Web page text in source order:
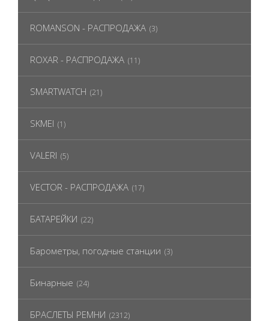
ROMANSON - РАСПРОДАЖА (3)
ROXAR - РАСПРОДАЖА (11)
SMARTWATCH (21)
SKMEI (1)
VALERI (5)
VECTOR - РАСПРОДАЖА (17)
БАТАРЕЙКИ (22)
Барометры, погодные станции (3)
Бинарные (24)
БРАСЛЕТЫ РЕМНИ (2312)